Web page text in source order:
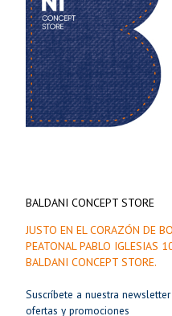
BALDANI CONCEPT STORE
JUSTO EN EL CORAZÓN DE
PEATONAL PABLO IGLESIAS
BALDANI CONCEPT STORE.
Suscríbete a nuestra
ofertas y promociones